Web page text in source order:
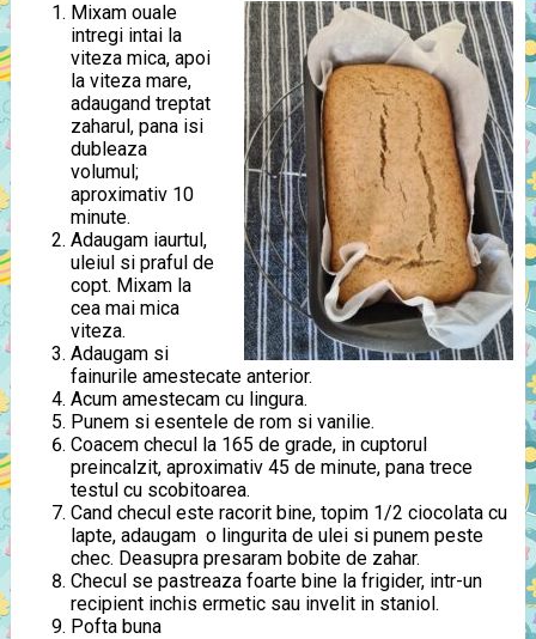
Mixam ouale
intregi intai la
viteza mica, apoi
la viteza mare,
adaugand treptat
zaharul, pana isi
dubleaza
volumul;
aproximativ 10
minute.
Adaugam iaurtul,
uleiul si praful de
copt. Mixam la
cea mai mica
viteza.
Adaugam si
fainurile amestecate anterior.
Acum amestecam cu lingura.
Punem si esentele de rom si vanilie.
Coacem checul la 165 de grade, in cuptorul
preincalzit, aproximativ 45 de minute, pana trece
testul cu scobitoarea.
Cand checul este racorit bine, topim 1/2 ciocolata cu
lapte, adaugam o lingurita de ulei si punem peste
chec. Deasupra presaram bobite de zahar.
Checul se pastreaza foarte bine la frigider, intr-un
recipient inchis ermetic sau invelit in staniol.
Pofta buna